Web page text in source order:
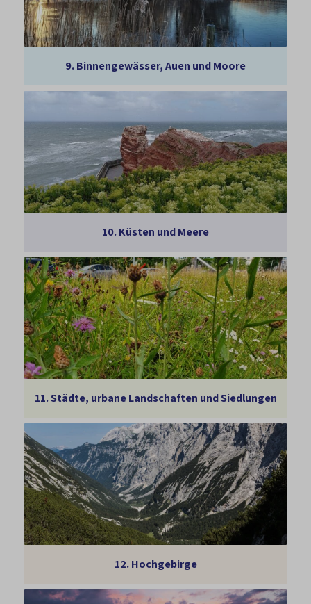
9.Binnengewässer, Auen und Moore
10.Küsten und Meere
11.Städte, urbane Landschaften und Siedlungen
12.Hochgebirge